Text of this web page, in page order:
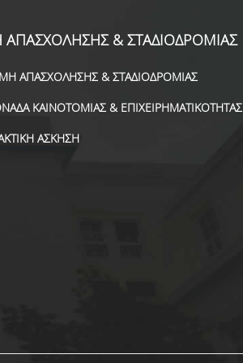
& ΣΤΑΔΙΟΔΡΟΜΙΑΣ
ΑΠΑΣΧΟΛΗΣΗΣ & ΣΤΑΔΙΟΔΡΟΜΙΑΣ
ΚΑΙΝΟΤΟΜΙΑΣ & ΕΠΙΧΕΙΡΗΜΑΤΙΚΟΤΗΤΑΣ
ΑΣΚΗΣΗ